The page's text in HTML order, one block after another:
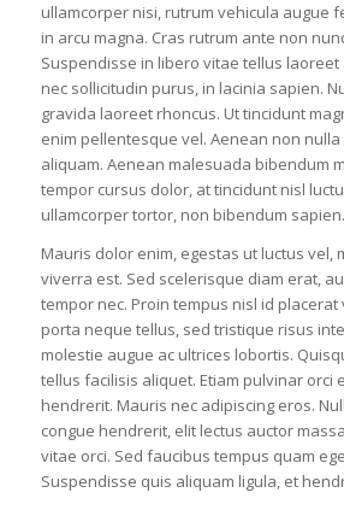
ullamcorper nisi, rutrum vehicula augue
in arcu magna. Cras rutrum ante non
Suspendisse in libero vitae tellus laoreet
nec sollicitudin purus, in lacinia sapien.
gravida laoreet rhoncus. Ut tincidunt
enim pellentesque vel. Aenean non
aliquam. Aenean malesuada bibendum
tempor cursus dolor, at tincidunt nisl
ullamcorper tortor, non bibendum sapien.
Mauris dolor enim, egestas ut luctus vel,
viverra est. Sed scelerisque diam erat,
tempor nec. Proin tempus nisl id placerat
porta neque tellus, sed tristique risus
molestie augue ac ultrices lobortis.
tellus facilisis aliquet. Etiam pulvinar orci
hendrerit. Mauris nec adipiscing eros.
congue hendrerit, elit lectus auctor
vitae orci. Sed faucibus tempus quam
Suspendisse quis aliquam ligula, et